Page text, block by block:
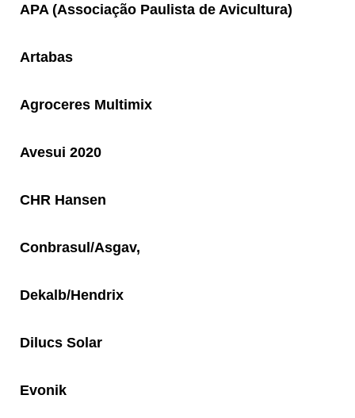
APA (Associação Paulista de Avicultura)
Artabas
Agroceres Multimix
Avesui 2020
CHR Hansen
Conbrasul/Asgav,
Dekalb/Hendrix
Dilucs Solar
Evonik